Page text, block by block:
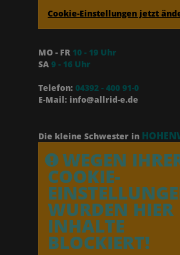
Cookie-Einstellungen jetzt
MO - FR 10 - 19 Uhr
SA 9 - 16 Uhr
Telefon: 04392 - 400 91-0
E-Mail: info@allrid-e.de
Die kleine Schwester in
WEGEN
COOKIE-
WURDEN HIER
INHALTE
BLOCKIERT!